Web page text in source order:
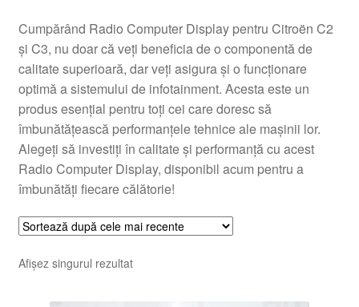
Plângere
Plățile
Politică de confidențialitate
Procedura de reclamație
Termeni si conditii
Cumpărând Radio Computer Display pentru Citroën C2
și C3, nu doar că veți beneficia de o componentă de
calitate superioară, dar veți asigura și o funcționare
optimă a sistemului de infotainment. Acesta este un
produs esențial pentru toți cei care doresc să
îmbunătățească performanțele tehnice ale mașinii lor.
Alegeți să investiți în calitate și performanță cu acest
Radio Computer Display, disponibil acum pentru a
îmbunătăți fiecare călătorie!
Afișez singurul rezultat